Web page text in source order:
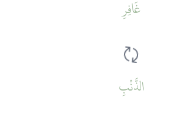
غَافِرِ
الذَّنْبِ